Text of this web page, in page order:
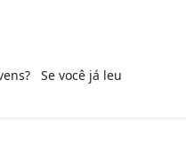
Se você já leu